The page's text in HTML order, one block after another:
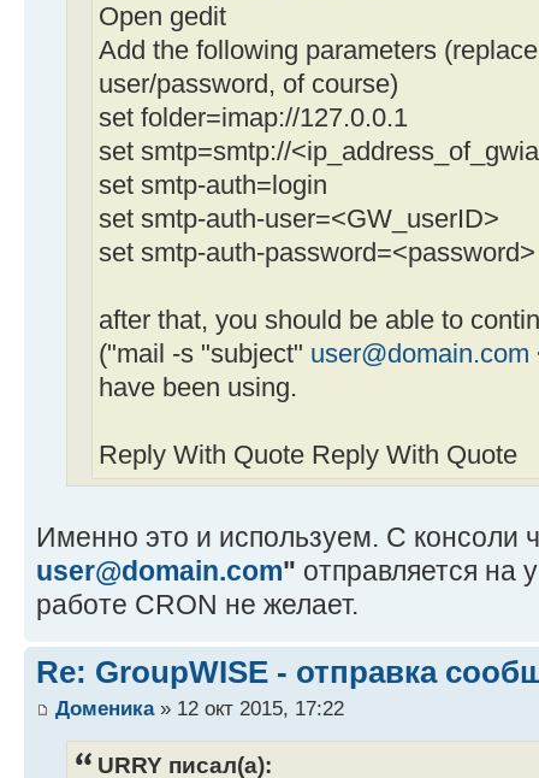
Open gedit
Add the following parameters
user/password, of course)
set folder=imap://127.0.0.1
set smtp=smtp://
set smtp-auth=login
set smtp-auth-user=<GW_userID>
set smtp-auth-password=<password>
after that, you should be able to
("mail -s "subject" user@domain.com
have been using.
Reply With Quote Reply With Quote
Именно это и используем. С консоли
user@domain.com" отправляется на
работе CRON не желает.
Re: GroupWISE - отправка
Доменика» 12 окт 2015, 17:22
URRY писал(а):